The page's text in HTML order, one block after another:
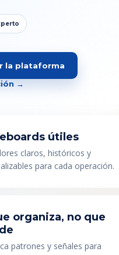
la plataforma
→
útiles
claros, históricos y
para cada operación.
organiza, no que
patrones y señales para